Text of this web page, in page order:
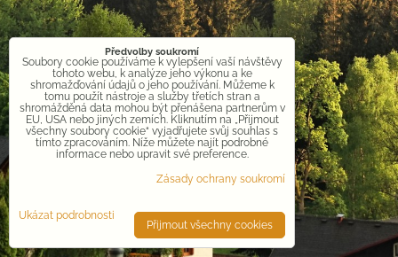
Předvolby soukromí
Soubory cookie používáme k vylepšení vaší návštěvy
tohoto webu, k analýze jeho výkonu a ke
shromažďování údajů o jeho používání. Můžeme k
tomu použít nástroje a služby třetích stran a
shromážděná data mohou být přenášena partnerům v
EU, USA nebo jiných zemích. Kliknutím na „Přijmout
všechny soubory cookie“ vyjadřujete svůj souhlas s
tímto zpracováním. Níže můžete najít podrobné
informace nebo upravit své preference.
Zásady ochrany soukromí
Ukázat podrobnosti
Přijmout všechny cookies